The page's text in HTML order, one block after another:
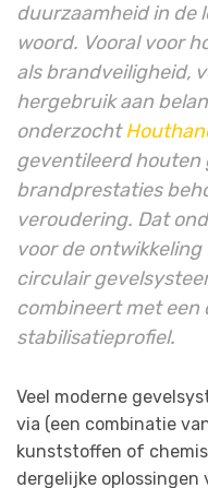
duurzaamheid in de
woord. Vooral voor
als brandveiligheid,
hergebruik aan
onderzocht
geventileerd houten
brandprestaties
veroudering. Dat
voor de
circulair
combineert met
stabilisatieprofiel.
Veel moderne
via (een combinatie
kunststoffen of
dergelijke